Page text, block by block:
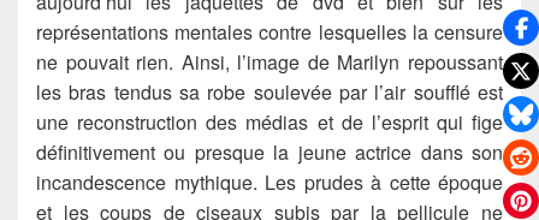
représentations mentales contre lesquelles la censure
ne pouvait rien. Ainsi, l’image de Marilyn repoussant
les bras tendus sa robe soulevée par l’air soufflé est
une reconstruction des médias et de l’esprit qui fige
définitivement ou presque la jeune actrice dans son
incandescence mythique. Les prudes à cette époque
et les coups de ciseaux subis par la pellicule ne